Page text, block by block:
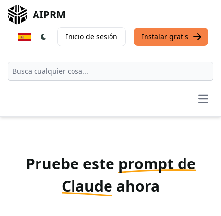
AIPRM
Inicio de sesión Instalar gratis
Pruebe este prompt de
Claude ahora